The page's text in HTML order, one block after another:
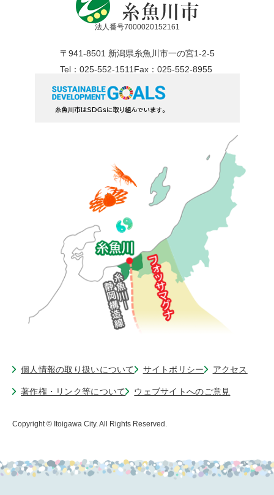
法人番号7000020152161
〒941-8501 新潟県糸魚川市一の宮1-2-5
Tel：025-552-1511 Fax：025-552-8955
個人情報の取り扱いについて サイトポリシー アクセス
著作権・リンク等について ウェブサイトへのご意見
Copyright © Itoigawa City. All Rights Reserved.